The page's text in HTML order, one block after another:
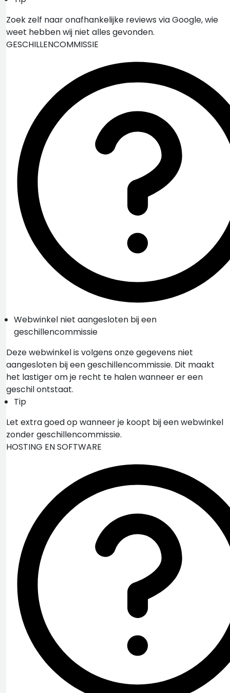
Zoek zelf naar onafhankelijke reviews via Google, wie
weet hebben wij niet alles gevonden.
GESCHILLENCOMMISSIE
Webwinkel niet aangesloten bij een
geschillencommissie
Deze webwinkel is volgens onze gegevens niet
aangesloten bij een geschillencommissie. Dit maakt
het lastiger om je recht te halen wanneer er een
geschil ontstaat.
Tip
Let extra goed op wanneer je koopt bij een webwinkel
zonder geschillencommissie.
HOSTING EN SOFTWARE